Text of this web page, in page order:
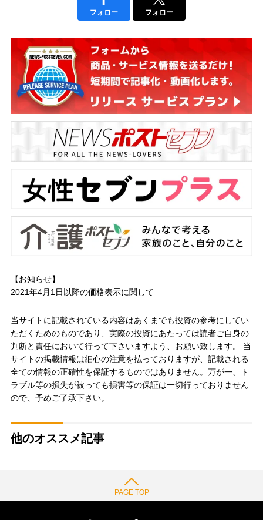
フォロー フォロー
【お知らせ】
2021年4月1日以降の価格表示に関して
当サイトに記載されている内容はあくまでも投資の参考にしてい
ただくためのものであり、実際の投資にあたっては読者ご自身の
判断と責任において行って下さいますよう、お願い致します。 当
サイトの掲載情報は細心の注意を払っておりますが、記載される
全ての情報の正確性を保証するものではありません。万が一、ト
ラブル等の損失が被っても損害等の保証は一切行っておりません
ので、予めご了承下さい。
他のオススメ記事
PAGE TOP